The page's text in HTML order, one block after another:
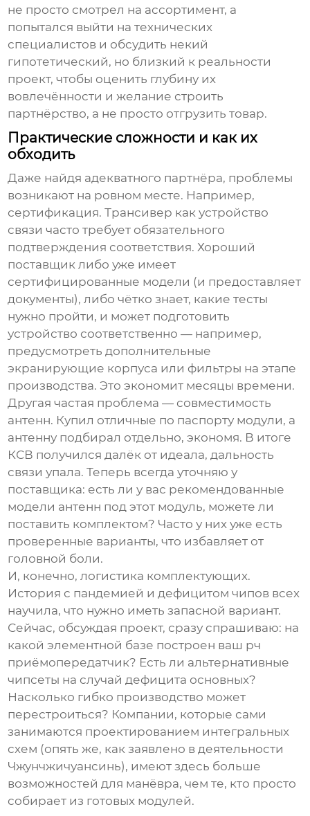
не просто смотрел на ассортимент, а
попытался выйти на технических
специалистов и обсудить некий
гипотетический, но близкий к реальности
проект, чтобы оценить глубину их
вовлечённости и желание строить
партнёрство, а не просто отгрузить товар.
Практические сложности и как их
обходить
Даже найдя адекватного партнёра, проблемы
возникают на ровном месте. Например,
сертификация.Трансивер как устройство
связи часто требует обязательного
подтверждения соответствия. Хороший
поставщик либо уже имеет
сертифицированные модели (и предоставляет
документы), либо чётко знает, какие тесты
нужно пройти, и может подготовить
устройство соответственно — например,
предусмотреть дополнительные
экранирующие корпуса или фильтры на этапе
производства. Это экономит месяцы времени.
Другая частая проблема — совместимость
антенн. Купил отличные по паспорту модули, а
антенну подбирал отдельно, экономя. В итоге
КСВ получился далёк от идеала, дальность
связи упала. Теперь всегда уточняю у
поставщика: есть ли у вас рекомендованные
модели антенн под этот модуль, можете ли
поставить комплектом? Часто у них уже есть
проверенные варианты, что избавляет от
головной боли.
И, конечно, логистика комплектующих.
История с пандемией и дефицитом чипов всех
научила, что нужно иметь запасной вариант.
Сейчас, обсуждая проект, сразу спрашиваю: на
какой элементной базе построен ваш рч
приёмопередатчик? Есть ли альтернативные
чипсеты на случай дефицита основных?
Насколько гибко производство может
перестроиться? Компании, которые сами
занимаются проектированием интегральных
схем (опять же, как заявлено в деятельности
Чжунчжичуансинь), имеют здесь больше
возможностей для манёвра, чем те, кто просто
собирает из готовых модулей.